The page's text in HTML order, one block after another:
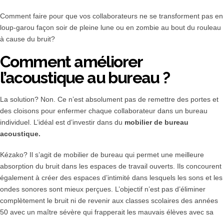
Comment faire pour que vos collaborateurs ne se transforment pas en
loup-garou façon soir de pleine lune ou en zombie au bout du rouleau
à cause du bruit?
Comment améliorer
l’acoustique au bureau ?
La solution? Non. Ce n’est absolument pas de remettre des portes et
des cloisons pour enfermer chaque collaborateur dans un bureau
individuel. L’idéal est d’investir dans du mobilier de bureau
acoustique.
Kézako? Il s’agit de mobilier de bureau qui permet une meilleure
absorption du bruit dans les espaces de travail ouverts. Ils concourent
également à créer des espaces d’intimité dans lesquels les sons et les
ondes sonores sont mieux perçues. L’objectif n’est pas d’éliminer
complètement le bruit ni de revenir aux classes scolaires des années
50 avec un maître sévère qui frapperait les mauvais élèves avec sa